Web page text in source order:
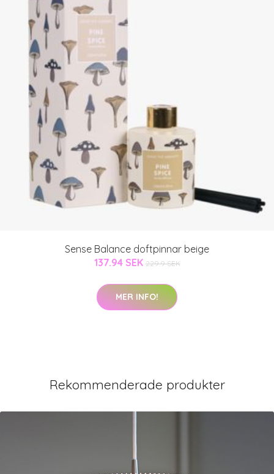
Sense Balance doftpinnar beige
137.94 SEK 229.9 SEK
MER INFO!
Rekommenderade produkter